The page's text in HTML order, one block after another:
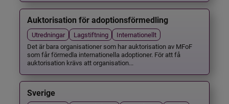
Auktorisation för adoptionsförmedling
Utredningar Lagstiftning
Internationellt
Det är bara organisationer som har auktorisation av MFoF
som får förmedla internationella adoptioner. För att få
auktorisation krävs att organisation...
Sverige